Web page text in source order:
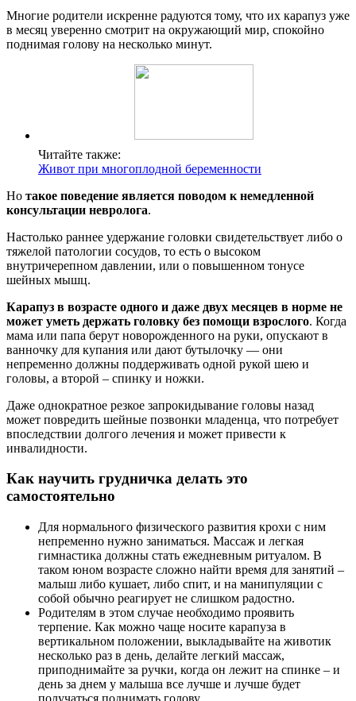
Многие родители искренне радуются тому, что их карапуз уже
в месяц уверенно смотрит на окружающий мир, спокойно
поднимая голову на несколько минут.
Читайте также:
Живот при многоплодной беременности
Но такое поведение является поводом к немедленной
консультации невролога.
Настолько раннее удержание головки свидетельствует либо о
тяжелой патологии сосудов, то есть о высоком
внутричерепном давлении, или о повышенном тонусе
шейных мышц.
Карапуз в возрасте одного и даже двух месяцев в норме не
может уметь держать головку без помощи взрослого. Когда
мама или папа берут новорожденного на руки, опускают в
ванночку для купания или дают бутылочку — они
непременно должны поддерживать одной рукой шею и
головы, а второй – спинку и ножки.
Даже однократное резкое запрокидывание головы назад
может повредить шейные позвонки младенца, что потребует
впоследствии долгого лечения и может привести к
инвалидности.
Как научить грудничка делать это
самостоятельно
Для нормального физического развития крохи с ним
непременно нужно заниматься. Массаж и легкая
гимнастика должны стать ежедневным ритуалом. В
таком юном возрасте сложно найти время для занятий –
малыш либо кушает, либо спит, и на манипуляции с
собой обычно реагирует не слишком радостно.
Родителям в этом случае необходимо проявить
терпение. Как можно чаще носите карапуза в
вертикальном положении, выкладывайте на животик
несколько раз в день, делайте легкий массаж,
приподнимайте за ручки, когда он лежит на спинке – и
день за днем у малыша все лучше и лучше будет